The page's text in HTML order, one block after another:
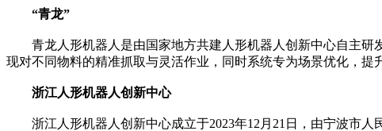
“青龙”
青龙人形机器人是由国家地方共建人形机器人创新中心自主研
现对不同物料的精准抓取与灵活作业，同时系统专为场景优化，
浙江人形机器人创新中心
浙江人形机器人创新中心成立于2023年12月21日，由宁波市人